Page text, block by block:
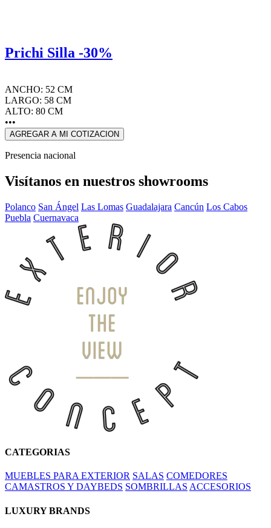
Prichi Silla -30%
ANCHO: 52 CM
LARGO: 58 CM
ALTO: 80 CM
•••
AGREGAR A MI COTIZACION
Presencia nacional
Visítanos en nuestros showrooms
Polanco San Ángel Las Lomas Guadalajara Cancún Los Cabos
Puebla Cuernavaca
CATEGORIAS
MUEBLES PARA EXTERIOR SALAS COMEDORES
CAMASTROS Y DAYBEDS SOMBRILLAS ACCESORIOS
LUXURY BRANDS